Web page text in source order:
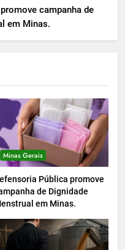
campanha de
em Minas.
Minas Gerais
Pública promove
de Dignidade
em Minas.